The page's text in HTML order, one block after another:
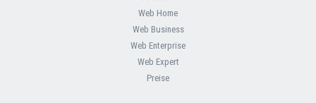
Web Home
Web Business
Web Enterprise
Web Expert
Preise